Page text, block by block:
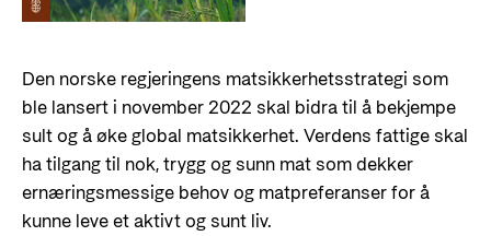
Den norske regjeringens matsikkerhetsstrategi som
ble lansert i november 2022 skal bidra til å bekjempe
sult og å øke global matsikkerhet. Verdens fattige skal
ha tilgang til nok, trygg og sunn mat som dekker
ernæringsmessige behov og matpreferanser for å
kunne leve et aktivt og sunt liv.